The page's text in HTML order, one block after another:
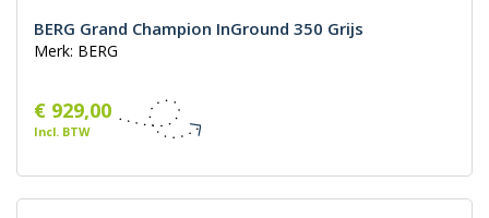
BERG Grand Champion InGround 350 Grijs
Merk: BERG
€ 929,00
Incl. BTW